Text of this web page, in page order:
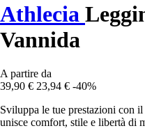
Athlecia
Vannida
A partire da
39,90 € 23,94 € -40%
Sviluppa le tue prestazioni con
unisce comfort, stile e libertà di